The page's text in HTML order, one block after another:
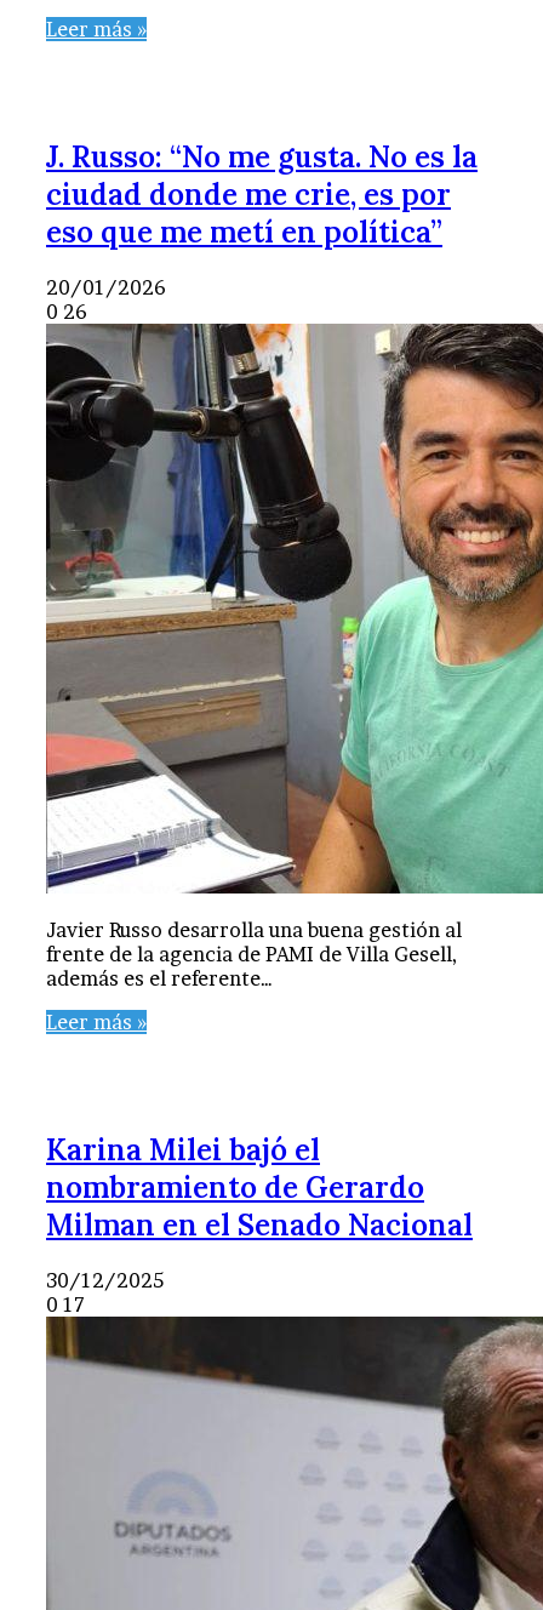
Leer más »
J. Russo: “No me gusta. No es la
ciudad donde me crie, es por
eso que me metí en política”
20/01/2026
0 26
Javier Russo desarrolla una buena gestión al
frente de la agencia de PAMI de Villa Gesell,
además es el referente…
Leer más »
Karina Milei bajó el
nombramiento de Gerardo
Milman en el Senado Nacional
30/12/2025
0 17